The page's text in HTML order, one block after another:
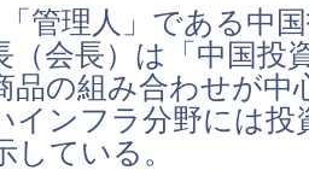
管理人」である中
（会長）は「中国投
品の組み合わせが中
インフラ分野には投
している。